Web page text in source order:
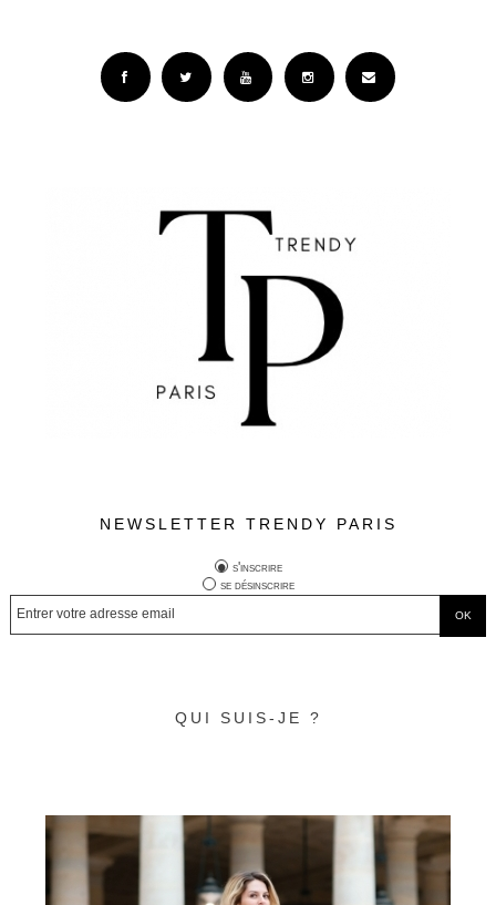
NEWSLETTER TRENDY PARIS
s'inscrire
se désinscrire
QUI SUIS-JE ?